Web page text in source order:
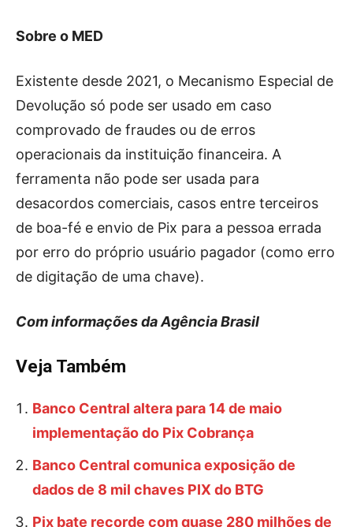
Sobre o MED
Existente desde 2021, o Mecanismo Especial de
Devolução só pode ser usado em caso
comprovado de fraudes ou de erros
operacionais da instituição financeira. A
ferramenta não pode ser usada para
desacordos comerciais, casos entre terceiros
de boa-fé e envio de Pix para a pessoa errada
por erro do próprio usuário pagador (como erro
de digitação de uma chave).
Com informações da Agência Brasil
Veja Também
Banco Central altera para 14 de maio
implementação do Pix Cobrança
Banco Central comunica exposição de
dados de 8 mil chaves PIX do BTG
Pix bate recorde com quase 280 milhões de